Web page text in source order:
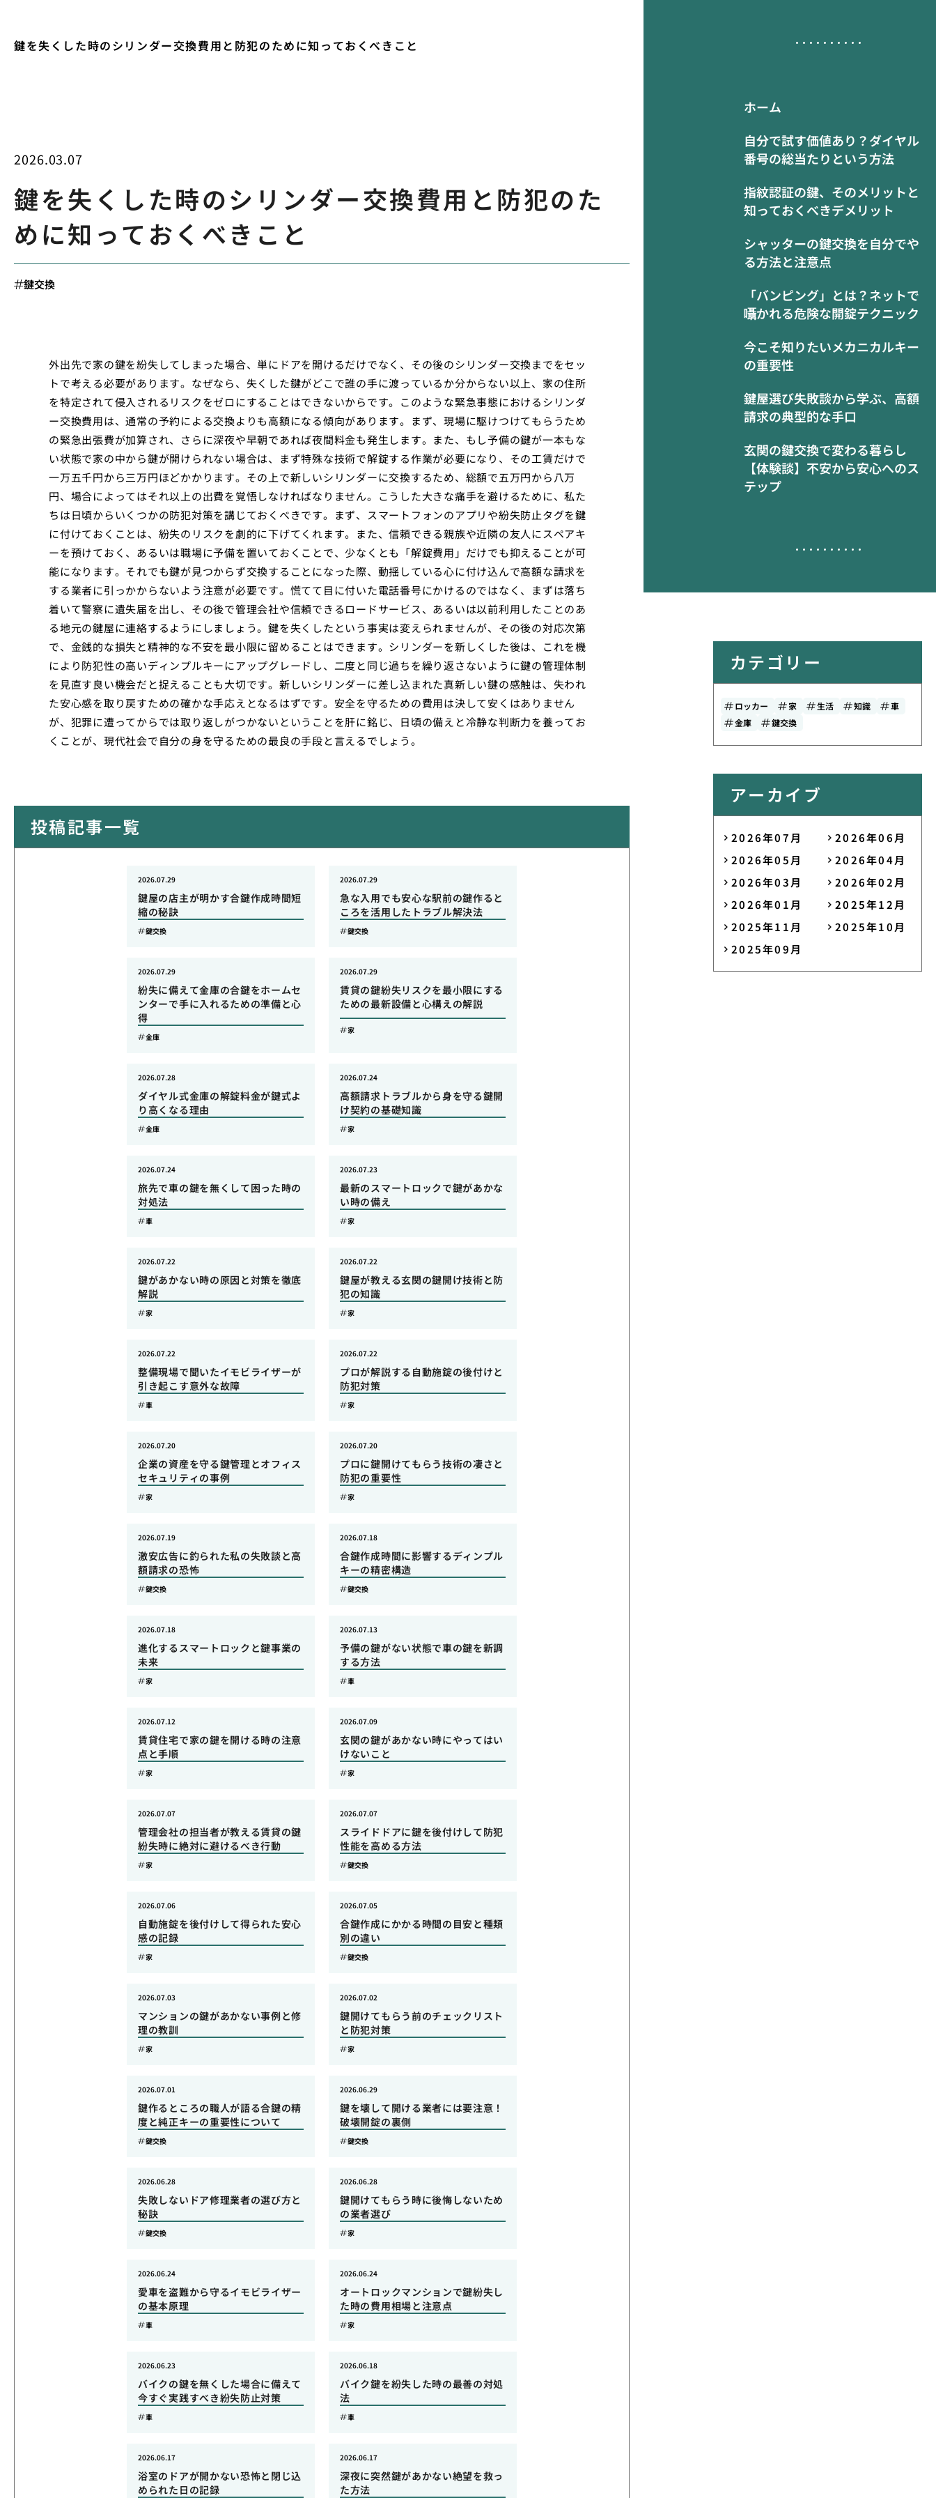
鍵を失くした時のシリンダー交換費用と防犯のために知っておくべきこと
ホーム
自分で試す価値あり？ダイヤル
番号の総当たりという方法
指紋認証の鍵、そのメリットと
知っておくべきデメリット
シャッターの鍵交換を自分でや
る方法と注意点
「バンピング」とは？ネットで
囁かれる危険な開錠テクニック
今こそ知りたいメカニカルキー
の重要性
鍵屋選び失敗談から学ぶ、高額
請求の典型的な手口
玄関の鍵交換で変わる暮らし
【体験談】不安から安心へのス
テップ
2026.03.07
鍵を失くした時のシリンダー交換費用と防犯のた
めに知っておくべきこと
鍵交換
外出先で家の鍵を紛失してしまった場合、単にドアを開けるだけでなく、その後のシリンダー交換までをセッ
トで考える必要があります。なぜなら、失くした鍵がどこで誰の手に渡っているか分からない以上、家の住所
を特定されて侵入されるリスクをゼロにすることはできないからです。このような緊急事態におけるシリンダ
ー交換費用は、通常の予約による交換よりも高額になる傾向があります。まず、現場に駆けつけてもらうため
の緊急出張費が加算され、さらに深夜や早朝であれば夜間料金も発生します。また、もし予備の鍵が一本もな
い状態で家の中から鍵が開けられない場合は、まず特殊な技術で解錠する作業が必要になり、その工賃だけで
一万五千円から三万円ほどかかります。その上で新しいシリンダーに交換するため、総額で五万円から八万
円、場合によってはそれ以上の出費を覚悟しなければなりません。こうした大きな痛手を避けるために、私た
ちは日頃からいくつかの防犯対策を講じておくべきです。まず、スマートフォンのアプリや紛失防止タグを鍵
に付けておくことは、紛失のリスクを劇的に下げてくれます。また、信頼できる親族や近隣の友人にスペアキ
ーを預けておく、あるいは職場に予備を置いておくことで、少なくとも「解錠費用」だけでも抑えることが可
能になります。それでも鍵が見つからず交換することになった際、動揺している心に付け込んで高額な請求を
する業者に引っかからないよう注意が必要です。慌てて目に付いた電話番号にかけるのではなく、まずは落ち
着いて警察に遺失届を出し、その後で管理会社や信頼できるロードサービス、あるいは以前利用したことのあ
る地元の鍵屋に連絡するようにしましょう。鍵を失くしたという事実は変えられませんが、その後の対応次第
で、金銭的な損失と精神的な不安を最小限に留めることはできます。シリンダーを新しくした後は、これを機
により防犯性の高いディンプルキーにアップグレードし、二度と同じ過ちを繰り返さないように鍵の管理体制
を見直す良い機会だと捉えることも大切です。新しいシリンダーに差し込まれた真新しい鍵の感触は、失われ
た安心感を取り戻すための確かな手応えとなるはずです。安全を守るための費用は決して安くはありません
が、犯罪に遭ってからでは取り返しがつかないということを肝に銘じ、日頃の備えと冷静な判断力を養ってお
くことが、現代社会で自分の身を守るための最良の手段と言えるでしょう。
投稿記事一覧
鍵屋の店主が明かす合鍵作成時間短
縮の秘訣
2026.07.29
鍵交換
急な入用でも安心な駅前の鍵作ると
ころを活用したトラブル解決法
2026.07.29
鍵交換
紛失に備えて金庫の合鍵をホームセ
ンターで手に入れるための準備と心
得
2026.07.29
金庫
賃貸の鍵紛失リスクを最小限にする
ための最新設備と心構えの解説
2026.07.29
家
ダイヤル式金庫の解錠料金が鍵式よ
り高くなる理由
2026.07.28
金庫
高額請求トラブルから身を守る鍵開
け契約の基礎知識
2026.07.24
家
旅先で車の鍵を無くして困った時の
対処法
2026.07.24
車
最新のスマートロックで鍵があかな
い時の備え
2026.07.23
家
鍵があかない時の原因と対策を徹底
解説
2026.07.22
家
鍵屋が教える玄関の鍵開け技術と防
犯の知識
2026.07.22
家
整備現場で聞いたイモビライザーが
引き起こす意外な故障
2026.07.22
車
プロが解説する自動施錠の後付けと
防犯対策
2026.07.22
家
企業の資産を守る鍵管理とオフィス
セキュリティの事例
2026.07.20
家
プロに鍵開けてもらう技術の凄さと
防犯の重要性
2026.07.20
家
激安広告に釣られた私の失敗談と高
額請求の恐怖
2026.07.19
鍵交換
合鍵作成時間に影響するディンプル
キーの精密構造
2026.07.18
鍵交換
進化するスマートロックと鍵事業の
未来
2026.07.18
家
予備の鍵がない状態で車の鍵を新調
する方法
2026.07.13
車
賃貸住宅で家の鍵を開ける時の注意
点と手順
2026.07.12
家
玄関の鍵があかない時にやってはい
けないこと
2026.07.09
家
管理会社の担当者が教える賃貸の鍵
紛失時に絶対に避けるべき行動
2026.07.07
家
スライドドアに鍵を後付けして防犯
性能を高める方法
2026.07.07
鍵交換
自動施錠を後付けして得られた安心
感の記録
2026.07.06
家
合鍵作成にかかる時間の目安と種類
別の違い
2026.07.05
鍵交換
マンションの鍵があかない事例と修
理の教訓
2026.07.03
家
鍵開けてもらう前のチェックリスト
と防犯対策
2026.07.02
家
鍵作るところの職人が語る合鍵の精
度と純正キーの重要性について
2026.07.01
鍵交換
鍵を壊して開ける業者には要注意！
破壊開錠の裏側
2026.06.29
鍵交換
失敗しないドア修理業者の選び方と
秘訣
2026.06.28
鍵交換
鍵開けてもらう時に後悔しないため
の業者選び
2026.06.28
家
愛車を盗難から守るイモビライザー
の基本原理
2026.06.24
車
オートロックマンションで鍵紛失し
た時の費用相場と注意点
2026.06.24
家
バイクの鍵を無くした場合に備えて
今すぐ実践すべき紛失防止対策
2026.06.23
車
バイク鍵を紛失した時の最善の対処
法
2026.06.18
車
浴室のドアが開かない恐怖と閉じ込
められた日の記録
2026.06.17
深夜に突然鍵があかない絶望を救っ
た方法
2026.06.17
カテゴリー
ロッカー 家 生活 知識
車
金庫
鍵交換
アーカイブ
2026年07月
2026年06月
2026年05月
2026年04月
2026年03月
2026年02月
2026年01月
2025年12月
2025年11月
2025年10月
2025年09月